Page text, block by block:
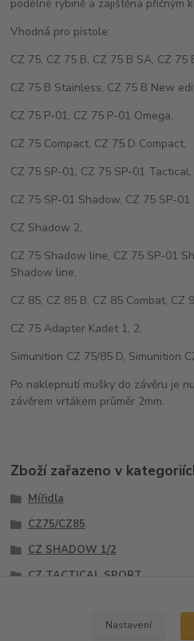
podélné rybině a zajištěna příčným
Vhodná pro pistole:
CZ 75, CZ 75 B, CZ 75 B SA, CZ 75
CZ 75 B Stainless, CZ 75 B New
CZ 75 P-01, CZ 75 P-01 Omega,
CZ 75 Compact, CZ 75 D Compact,
CZ 75 SP-01, CZ 75 SP-01
CZ 75 SP-01 Shadow, CZ 75 SP-
CZ Shadow 2,
CZ 75 Shadow line, CZ 75 SP-01
Shadow line,
CZ 85, CZ 85 B, CZ 85 Combat, CZ
CZ 75 Adapter Kadet 1, 2,
Simunition CZ 75/85 D, Simunition
Po naklepnutí mušky do závěru je
závěrem vrtákem průměr 2mm.
Zboží zařazeno v
Mířidla
CZ75/CZ85
CZ SHADOW 1/2
CZ TACTICAL SPORT
Nastavení